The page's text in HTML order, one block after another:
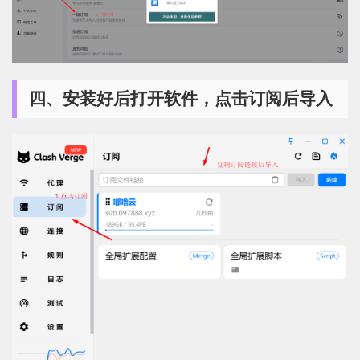
四、安装好后打开软件，点击订阅后导入